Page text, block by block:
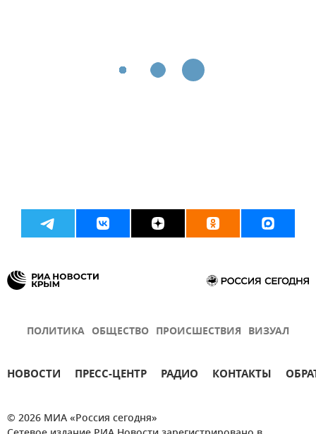
ПОЛИТИКА ОБЩЕСТВО ПРОИСШЕСТВИЯ ВИЗУАЛ
НОВОСТИ ПРЕСС-ЦЕНТР РАДИО КОНТАКТЫ
© 2026 МИА «Россия сегодня»